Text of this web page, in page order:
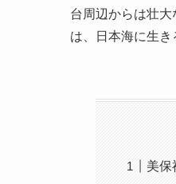
台周辺からは壮
は、日本海に生き
美保